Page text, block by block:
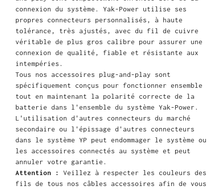
connexion du système. Yak-Power utilise ses
propres connecteurs personnalisés, à haute
tolérance, très ajustés, avec du fil de cuivre
véritable de plus gros calibre pour assurer une
connexion de qualité, fiable et résistante aux
intempéries.
Tous nos accessoires plug-and-play sont
spécifiquement conçus pour fonctionner ensemble
tout en maintenant la polarité correcte de la
batterie dans l'ensemble du système Yak-Power.
L'utilisation d'autres connecteurs du marché
secondaire ou l'épissage d'autres connecteurs
dans le système YP peut endommager le système ou
les accessoires connectés au système et peut
annuler votre garantie.
Attention :
Veillez à respecter les couleurs des
fils de tous nos câbles accessoires afin de vous